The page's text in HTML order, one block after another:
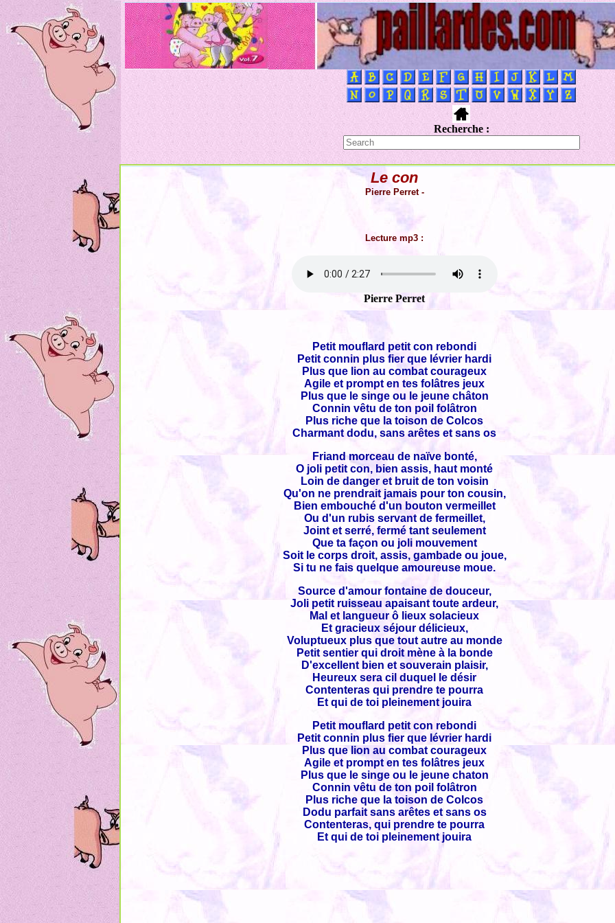
Recherche :
Le con
Pierre Perret -
Lecture mp3 :
Pierre Perret
Petit mouflard petit con rebondi
Petit connin plus fier que lévrier hardi
Plus que lion au combat courageux
Agile et prompt en tes folâtres jeux
Plus que le singe ou le jeune châton
Connin vêtu de ton poil folâtron
Plus riche que la toison de Colcos
Charmant dodu, sans arêtes et sans os
Friand morceau de naïve bonté,
O joli petit con, bien assis, haut monté
Loin de danger et bruit de ton voisin
Qu'on ne prendrait jamais pour ton cousin,
Bien embouché d'un bouton vermeillet
Ou d'un rubis servant de fermeillet,
Joint et serré, fermé tant seulement
Que ta façon ou joli mouvement
Soit le corps droit, assis, gambade ou joue,
Si tu ne fais quelque amoureuse moue.
Source d'amour fontaine de douceur,
Joli petit ruisseau apaisant toute ardeur,
Mal et langueur ô lieux solacieux
Et gracieux séjour délicieux,
Voluptueux plus que tout autre au monde
Petit sentier qui droit mène à la bonde
D'excellent bien et souverain plaisir,
Heureux sera cil duquel le désir
Contenteras qui prendre te pourra
Et qui de toi pleinement jouira
Petit mouflard petit con rebondi
Petit connin plus fier que lévrier hardi
Plus que lion au combat courageux
Agile et prompt en tes folâtres jeux
Plus que le singe ou le jeune chaton
Connin vêtu de ton poil folâtron
Plus riche que la toison de Colcos
Dodu parfait sans arêtes et sans os
Contenteras, qui prendre te pourra
Et qui de toi pleinement jouira